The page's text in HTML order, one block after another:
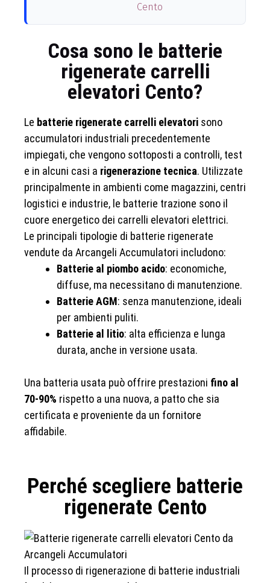
Cento
Cosa sono le batterie
rigenerate carrelli
elevatori Cento?
Le batterie rigenerate carrelli elevatori sono
accumulatori industriali precedentemente
impiegati, che vengono sottoposti a controlli, test
e in alcuni casi a rigenerazione tecnica. Utilizzate
principalmente in ambienti come magazzini, centri
logistici e industrie, le batterie trazione sono il
cuore energetico dei carrelli elevatori elettrici.
Le principali tipologie di batterie rigenerate
vendute da Arcangeli Accumulatori includono:
Batterie al piombo acido: economiche,
diffuse, ma necessitano di manutenzione.
Batterie AGM: senza manutenzione, ideali
per ambienti puliti.
Batterie al litio: alta efficienza e lunga
durata, anche in versione usata.
Una batteria usata può offrire prestazioni fino al
70-90% rispetto a una nuova, a patto che sia
certificata e proveniente da un fornitore
affidabile.
Perché scegliere batterie
rigenerate Cento
Il processo di rigenerazione di batterie industriali